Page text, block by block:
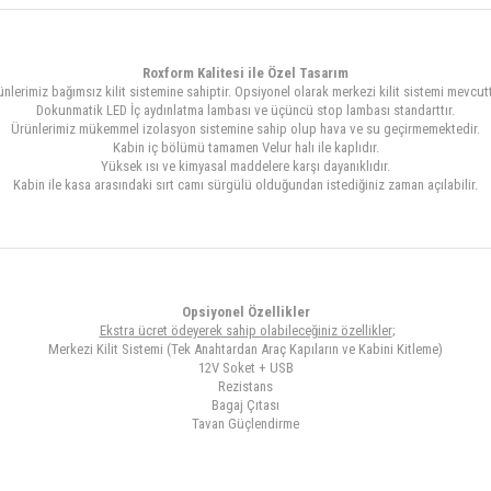
Roxform Kalitesi ile Özel Tasarım
bağımsız kilit sistemine sahiptir. Opsiyonel olarak merkezi kilit sistemi
Dokunmatik LED İç aydınlatma lambası ve üçüncü stop lambası standarttır.
Ürünlerimiz mükemmel izolasyon sistemine sahip olup hava ve su geçirmemektedir.
Kabin iç bölümü tamamen Velur halı ile kaplıdır.
Yüksek ısı ve kimyasal maddelere karşı dayanıklıdır.
Kabin ile kasa arasındaki sırt camı sürgülü olduğundan istediğiniz zaman açılabilir.
Opsiyonel Özellikler
Ekstra ücret ödeyerek sahip olabileceğiniz özellikler;
Merkezi Kilit Sistemi (Tek Anahtardan Araç Kapıların ve Kabini Kitleme)
12V Soket + USB
Rezistans
Bagaj Çıtası
Tavan Güçlendirme